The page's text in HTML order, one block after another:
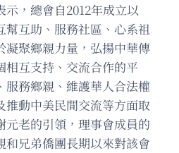
，總會自2012年成立以
互助、服務社區、心系祖
聚鄉親力量，弘揚中華傳
相互支持、交流合作的平
服務鄉親、維護華人合法權
推動中美民間交流等方面取
老的引領，理事會成員的
和兄弟僑團長期以來對該會